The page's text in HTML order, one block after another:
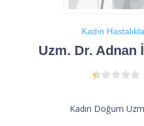
Kadın
Uzm. Dr. Adnan
Kadın Doğum